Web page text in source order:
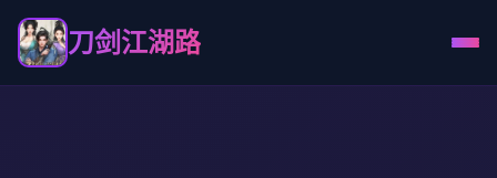
刀剑江湖路